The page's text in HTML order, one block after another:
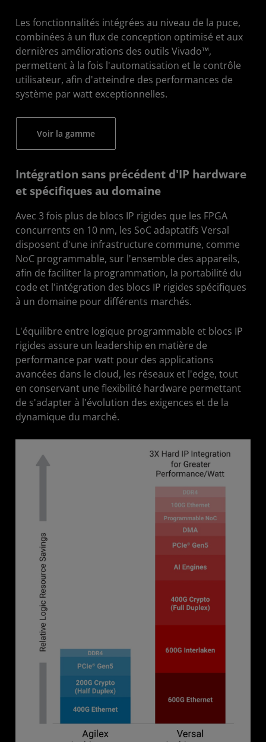
Les fonctionnalités intégrées au niveau de la puce,
combinées à un flux de conception optimisé et aux
dernières améliorations des outils Vivado™,
permettent à la fois l'automatisation et le contrôle
utilisateur, afin d'atteindre des performances de
système par watt exceptionnelles.
Voir la gamme
Intégration sans précédent d'IP hardware
et spécifiques au domaine
Avec 3 fois plus de blocs IP rigides que les FPGA
concurrents en 10 nm, les SoC adaptatifs Versal
disposent d'une infrastructure commune, comme
NoC programmable, sur l'ensemble des appareils,
afin de faciliter la programmation, la portabilité du
code et l'intégration des blocs IP rigides spécifiques
à un domaine pour différents marchés.
L'équilibre entre logique programmable et blocs IP
rigides assure un leadership en matière de
performance par watt pour des applications
avancées dans le cloud, les réseaux et l'edge, tout
en conservant une flexibilité hardware permettant
de s'adapter à l'évolution des exigences et de la
dynamique du marché.